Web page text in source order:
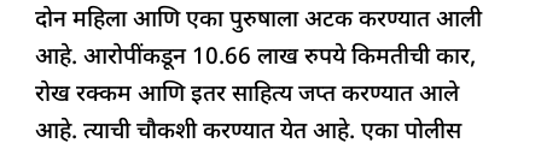
दोन महिला आणि एका पुरुषाला अटक करण्यात आली
आहे. आरोपींकडून 10.66 लाख रुपये किमतीची कार,
रोख रक्कम आणि इतर साहित्य जप्त करण्यात आले
आहे. त्याची चौकशी करण्यात येत आहे. एका पोलीस